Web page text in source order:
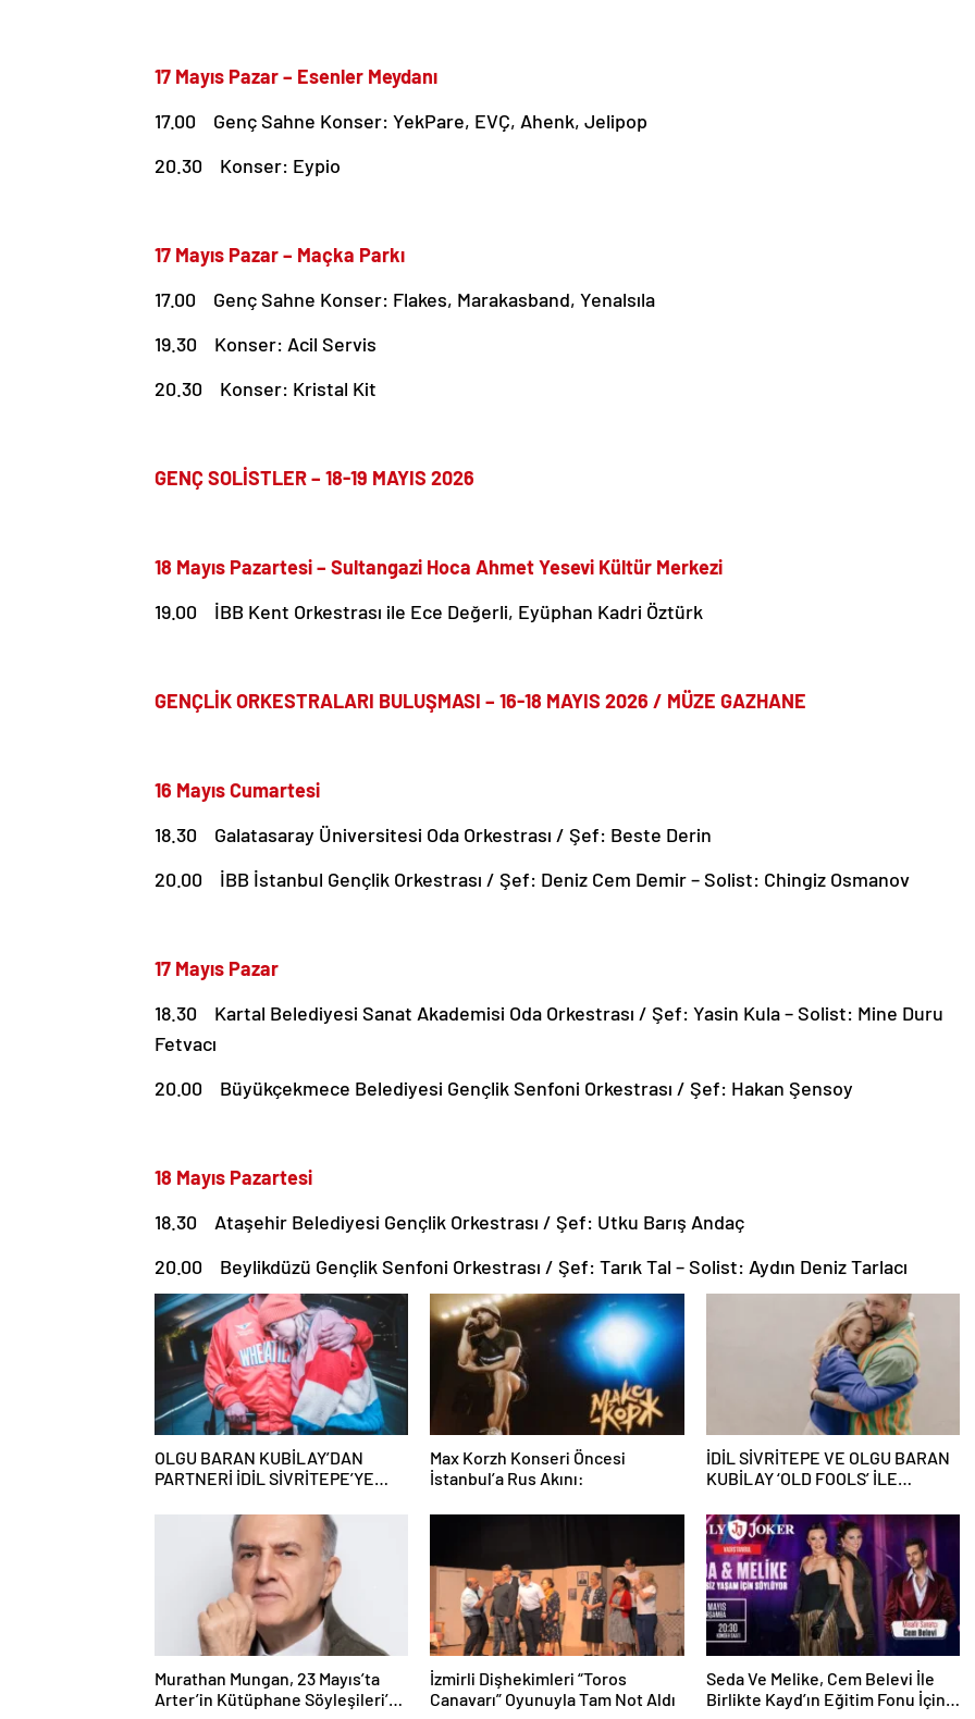
17 Mayıs Pazar – Esenler Meydanı
17.00 Genç Sahne Konser: YekPare, EVÇ, Ahenk, Jelipop
20.30 Konser: Eypio
17 Mayıs Pazar – Maçka Parkı
17.00 Genç Sahne Konser: Flakes, Marakasband, Yenalsıla
19.30 Konser: Acil Servis
20.30 Konser: Kristal Kit
GENÇ SOLİSTLER – 18-19 MAYIS 2026
18 Mayıs Pazartesi – Sultangazi Hoca Ahmet Yesevi Kültür Merkezi
19.00 İBB Kent Orkestrası ile Ece Değerli, Eyüphan Kadri Öztürk
GENÇLİK ORKESTRALARI BULUŞMASI – 16-18 MAYIS 2026 / MÜZE GAZHANE
16 Mayıs Cumartesi
18.30 Galatasaray Üniversitesi Oda Orkestrası / Şef: Beste Derin
20.00 İBB İstanbul Gençlik Orkestrası / Şef: Deniz Cem Demir – Solist: Chingiz Osmanov
17 Mayıs Pazar
18.30 Kartal Belediyesi Sanat Akademisi Oda Orkestrası / Şef: Yasin Kula – Solist: Mine Duru
Fetvacı
20.00 Büyükçekmece Belediyesi Gençlik Senfoni Orkestrası / Şef: Hakan Şensoy
18 Mayıs Pazartesi
18.30 Ataşehir Belediyesi Gençlik Orkestrası / Şef: Utku Barış Andaç
20.00 Beylikdüzü Gençlik Senfoni Orkestrası / Şef: Tarık Tal – Solist: Aydın Deniz Tarlacı
OLGU BARAN KUBİLAY’DAN
PARTNERİ İDİL SİVRİTEPE’YE
Max Korzh Konseri Öncesi
İstanbul’a Rus Akını:
İDİL SİVRİTEPE VE OLGU BARAN
KUBİLAY ‘OLD FOOLS’ İLE
Murathan Mungan, 23 Mayıs’ta
Arter’in Kütüphane Söyleşileri’ne
İzmirli Dişhekimleri “Toros
Canavarı” Oyunuyla Tam Not Aldı
Seda Ve Melike, Cem Belevi İle
Birlikte Kayd’ın Eğitim Fonu İçin